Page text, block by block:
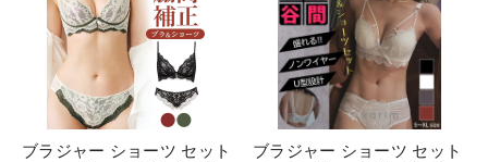
ブラジャー ショーツ セット
ブラジャー ショーツ セット